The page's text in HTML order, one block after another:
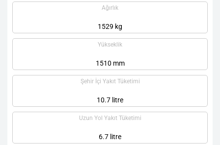
Ağırlık
1529 kg
Yükseklik
1510 mm
Şehir İçi Yakıt Tüketimi
10.7 litre
Uzun Yol Yakıt Tüketimi
6.7 litre